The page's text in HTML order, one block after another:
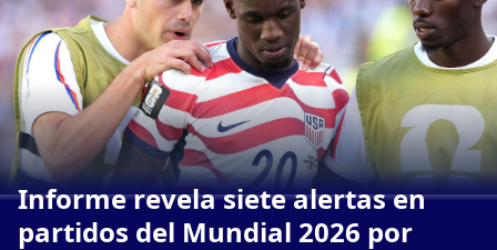
Informe revela siete alertas en
partidos del Mundial 2026 por